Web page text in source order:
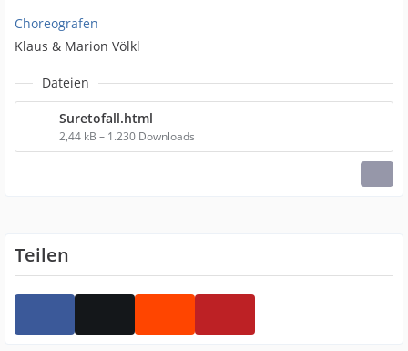
Choreografen
Klaus & Marion Völkl
Dateien
Suretofall.html
2,44 kB – 1.230 Downloads
Teilen